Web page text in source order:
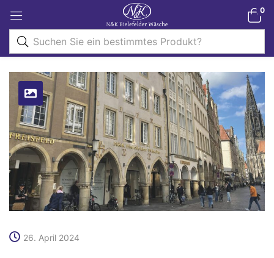
0
26. April 2024